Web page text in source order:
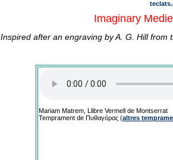
Imaginary
Inspired after an engraving by A. G. Hill
Mariam Matrem, Llibre Vermell de Montserrat
Temprament de Πυθαγόρας (altres